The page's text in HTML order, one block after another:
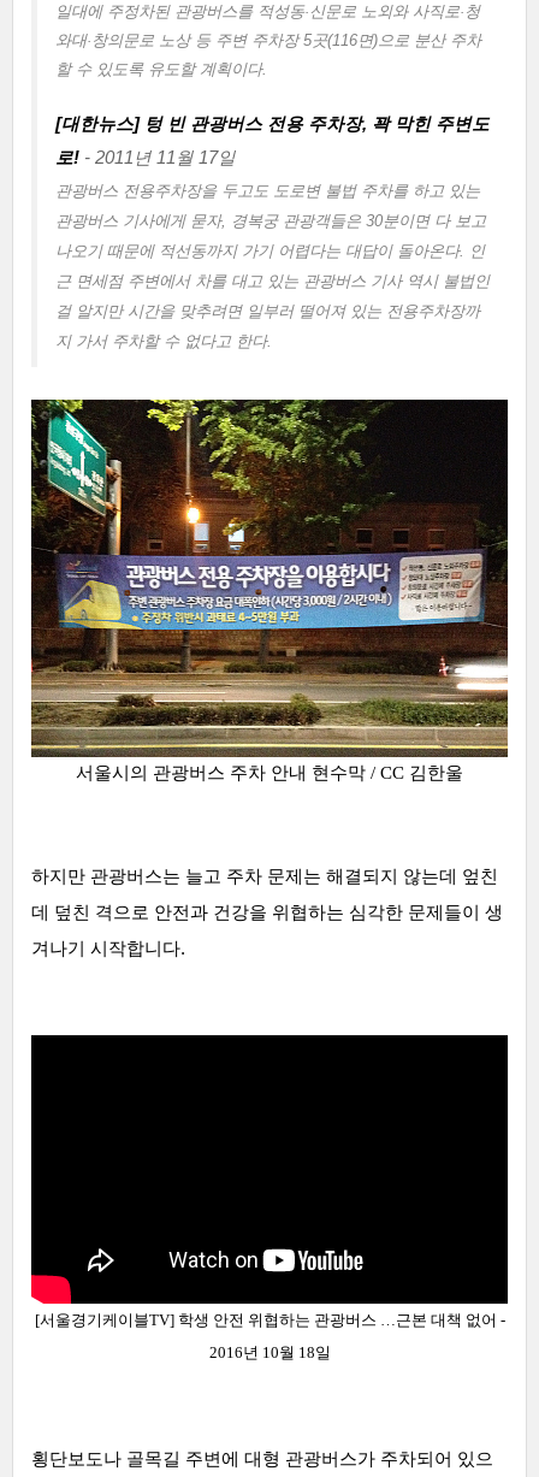
일대에 주정차된 관광버스를 적성동·신문로 노외와 사직로·청
와대·창의문로 노상 등 주변 주차장 5곳(116면)으로 분산 주차
할 수 있도록 유도할 계획이다.
[대한뉴스] 텅 빈 관광버스 전용 주차장, 꽉 막힌 주변도
로! - 2011년 11월 17일
관광버스 전용주차장을 두고도 도로변 불법 주차를 하고 있는
관광버스 기사에게 묻자, 경복궁 관광객들은 30분이면 다 보고
나오기 때문에 적선동까지 가기 어렵다는 대답이 돌아온다. 인
근 면세점 주변에서 차를 대고 있는 관광버스 기사 역시 불법인
걸 알지만 시간을 맞추려면 일부러 떨어져 있는 전용주차장까
지 가서 주차할 수 없다고 한다.
서울시의 관광버스 주차 안내 현수막 / CC 김한울
하지만 관광버스는 늘고 주차 문제는 해결되지 않는데 엎친
데 덮친 격으로 안전과 건강을 위협하는 심각한 문제들이 생
겨나기 시작합니다.
[서울경기케이블TV] 학생 안전 위협하는 관광버스 …근본 대책 없어 -
2016년 10월 18일
횡단보도나 골목길 주변에 대형 관광버스가 주차되어 있으